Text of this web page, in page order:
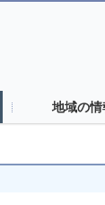
地域の情